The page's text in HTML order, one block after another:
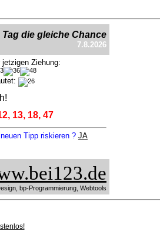
Tag die gleiche Chance
7.8.2026
Ziehung:
13, 18, 47
Tipp riskieren ? JA
bp-Programmierung, Webtools